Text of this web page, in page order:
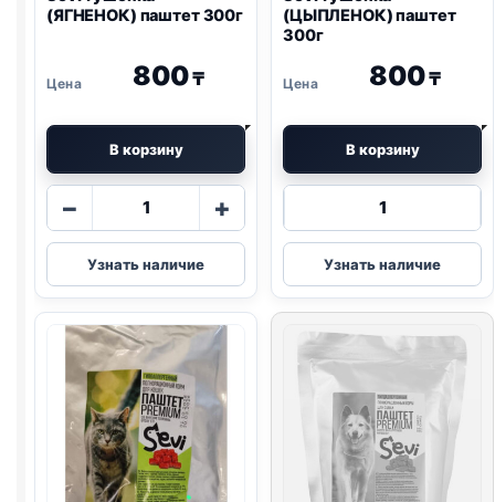
(ЯГНЕНОК) паштет 300г
800₸
В корзину
−
Количество
Sevi
тушенка
(ЯГНЕНОК)
паштет
300г
+
Узнать наличие
(ЦЫПЛЕНОК) паштет
300г
800₸
В корзину
Количество
Sevi
тушенка
(ЦЫПЛЕНОК)
300г
Узнать наличие